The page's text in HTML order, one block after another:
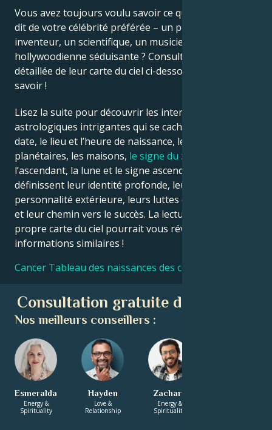
Vous avez toujours voulu savoir ce que l’astrologie
dit de votre célébrité préférée – un politicien, un
inventeur, un scientifique, un musicien ou une star
hollywoodienne séduisante ? Consultez l’analyse
détaillée de leur carte du ciel ci-dessous pour le
savoir !
Lisez la suite pour découvrir les interprétations
astrologiques intrigantes qui se cachent derrière la
date, le lieu et l’heure de naissance, les positions
planétaires, les maisons, le signe du zodiaque
l’ascendant, la lune et le signe ascendant – qui
définissent leur identité profonde, leur ego, leur
personnalité extérieure, leurs luttes émotionnelles
et leur chemin vers le succès. La lecture de votre
propre carte du ciel pourrait vous révéler des
informations similaires !
Cancer Tableau des naissances des célébrités
Consultation gratuite d'astrologie
Nos meilleurs conseillers :
Esmeralda
Energy &
Spirituality
Hayden
Love &
Relationship
Zachary
Energy &
Spirituality